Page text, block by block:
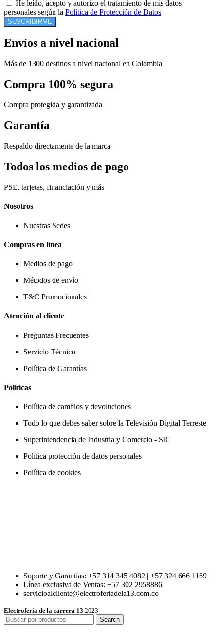
He leído, acepto y autorizo el tratamiento de mis datos
personales según la Política de Protección de Datos
SUSCRIBIRME
Envíos a nivel nacional
Más de 1300 destinos a nivel nacional en Colombia
Compra 100% segura
Compra protegida y garantizada
Garantía
Respaldo directamente de la marca
Todos los medios de pago
PSE, tarjetas, financiación y más
Nosotros
Nuestras Sedes
Compras en línea
Medios de pago
Métodos de envío
T&C Promocionales
Atención al cliente
Preguntas Frecuentes
Servicio Técnico
Política de Garantías
Políticas
Política de cambios y devoluciones
Todo lo que debes saber sobre la Televisión Digital Terreste
Superintendencia de Industria y Comercio - SIC
Política protección de datos personales
Política de cookies
Soporte y Garantías: +57 314 345 4082 | +57 324 666 1169
Línea exclusiva de Ventas: +57 302 2958886
servicioalcliente@electroferiadela13.com.co
Electroferia de la carrera 13 2023
Search